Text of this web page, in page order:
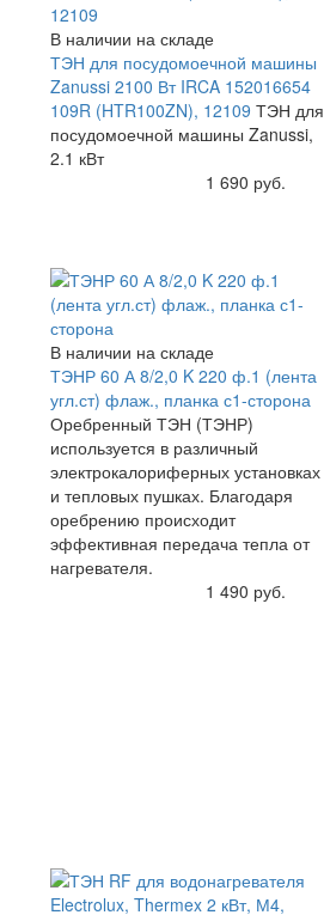
В наличии на складе
ТЭН для посудомоечной машины
Zanussi 2100 Вт IRCA 152016654
109R (HTR100ZN), 12109 ТЭН для
посудомоечной машины Zanussi,
2.1 кВт
1 690 руб.
В наличии на складе
ТЭНР 60 А 8/2,0 K 220 ф.1 (лента
угл.ст) флаж., планка с1-сторона
Оребренный ТЭН (ТЭНР)
используется в различный
электрокалориферных установках
и тепловых пушках. Благодаря
оребрению происходит
эффективная передача тепла от
нагревателя.
1 490 руб.